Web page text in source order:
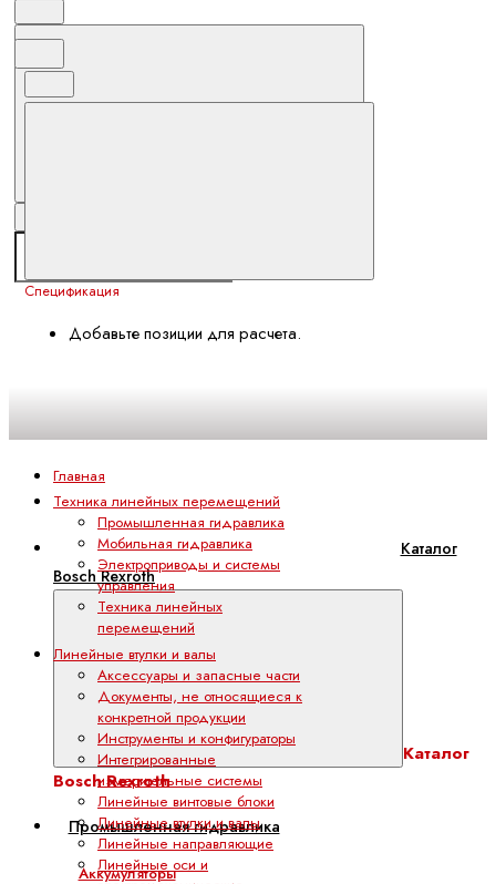
Спецификация
Добавьте позиции для расчета.
Каталог
Bosch Rexroth
Каталог
Bosch Rexroth
Промышленная гидравлика
Аккумуляторы
Главная
Техника линейных перемещений
Промышленная гидравлика
Мобильная гидравлика
Электроприводы и системы
управления
Техника линейных
перемещений
Линейные втулки и валы
Аксессуары и запасные части
Документы, не относящиеся к
конкретной продукции
Инструменты и конфигураторы
Интегрированные
измерительные системы
Линейные винтовые блоки
Линейные втулки и валы
Линейные направляющие
Линейные оси и